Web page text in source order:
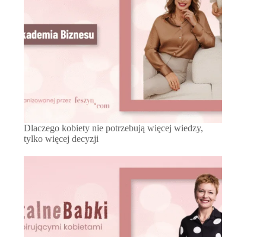
Dlaczego kobiety nie potrzebują więcej wiedzy,
tylko więcej decyzji